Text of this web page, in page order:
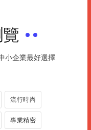
小企業最好選擇
流行時尚
專業精密